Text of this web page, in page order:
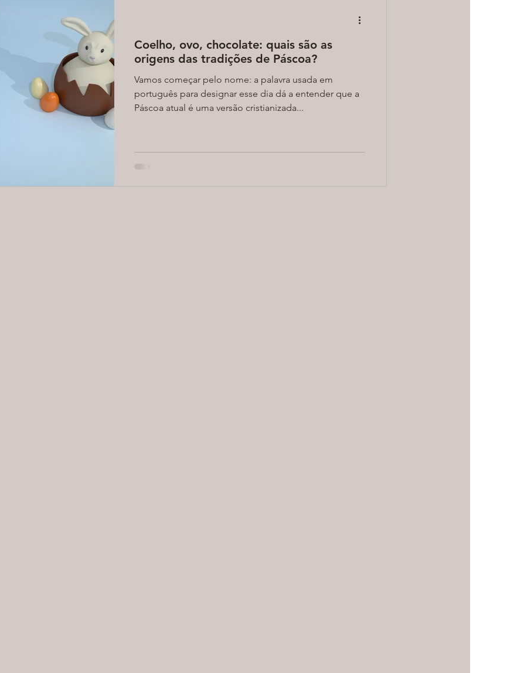
Coelho, ovo, chocolate: quais são as
origens das tradições de Páscoa?
Vamos começar pelo nome: a palavra usada em
português para designar esse dia dá a entender que a
Páscoa atual é uma versão cristianizada...